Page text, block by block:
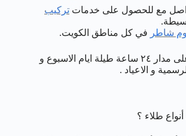
مع للحصول على خدمات تركيب
شاطر في كل مناطق الكويت.
خدماتنا متوفرة لكم على مدار ٢٤ ساعة طيلة ايام الاسبوع و
و الاعياد .
طلاء ؟